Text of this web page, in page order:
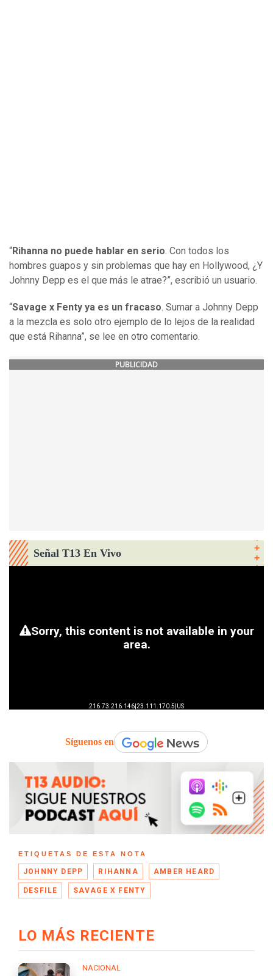
“Rihanna no puede hablar en serio. Con todos los
hombres guapos y sin problemas que hay en Hollywood, ¿Y
Johnny Depp es el que más le atrae?”, escribió un usuario.
“Savage x Fenty ya es un fracaso. Sumar a Johnny Depp
a la mezcla es solo otro ejemplo de lo lejos de la realidad
que está Rihanna”, se lee en otro comentario.
PUBLICIDAD
Señal T13 En Vivo
Síguenos en
ETIQUETAS DE ESTA NOTA
JOHNNY DEPP RIHANNA AMBER HEARD
DESFILE SAVAGE X FENTY
LO MÁS RECIENTE
NACIONAL